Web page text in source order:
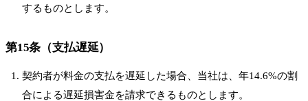
するものとします。
第15条（支払遅延）
契約者が料金の支払を遅延した場合、当社は、年14.6%の割
合による遅延損害金を請求できるものとします。